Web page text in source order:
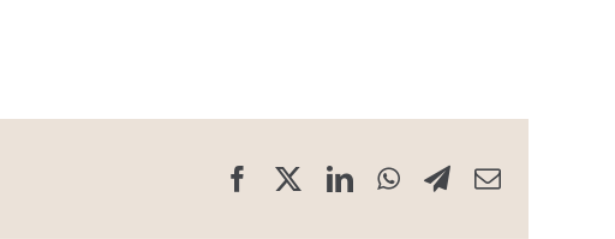
FacebookLinkedInWhatsApp
Telegram
Email